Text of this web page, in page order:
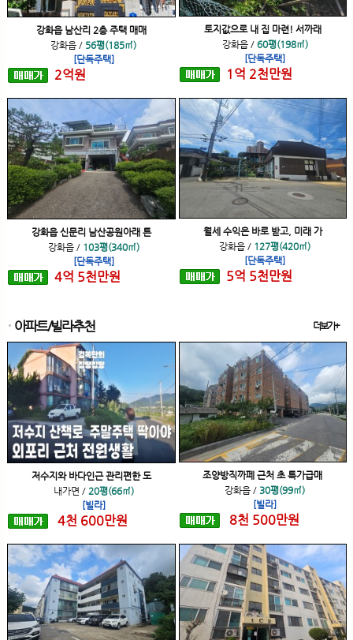
강화읍 남산리 2층 주택 매매
강화읍 / 56평(185㎡)
[단독주택]
2억원
토지값으로 내 집 마련! 서까래
강화읍/ 60평(198㎡)
[단독주택]
1 억 2천만원
강화읍 신문리 남산공원아래 튼
강화읍/ 103평(340㎡)
[단독주택]
4억 5천만원
월세 수익은 바로 받고, 미래 가
강화읍 / 127평(420㎡)
[단독주택]
5억 5천만원
아파트/빌라추천 더보기+
저수지와 바다인근 관리편한 도
내가면 / 20평(66㎡)
[빌라]
4천 600만원
조양방직까페 근처 초 특가급매
강화읍 / 30평(99㎡)
[빌라]
8천 500만원